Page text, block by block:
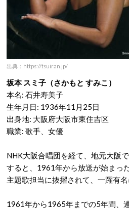
出典：https://tsuiran.jp/
坂本 スミ子（さかもと すみこ）
本名: 石井寿美子
生年月日: 1936年11月25日
出身地: 大阪府大阪市東住吉区
職業: 歌手、女優
NHK大阪合唱団を経て、地元大阪で
すると、1961年から放送が始まっ
主題歌担当に抜擢されて、一躍有名
1961年から1965年までの5年間、